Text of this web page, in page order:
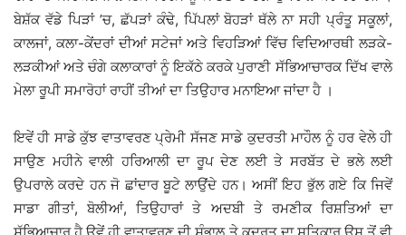
ਬੇਸ਼ੱਕ ਵੱਡੇ ਪਿੜਾਂ ’ਚ, ਛੱਪੜਾਂ ਕੰਢੇ, ਪਿੱਪਲਾਂ ਬੋਹੜਾਂ ਥੱਲੇ ਨਾ ਸਹੀ ਪ੍ਰੰਤੂ ਸਕੂਲਾਂ,
ਕਾਲਜਾਂ, ਕਲਾ-ਕੇਂਦਰਾਂ ਦੀਆਂ ਸਟੇਜਾਂ ਅਤੇ ਵਿਹੜਿਆਂ ਵਿੱਚ ਵਿਦਿਆਰਥੀ ਲੜਕੇ-
ਲੜਕੀਆਂ ਅਤੇ ਚੰਗੇ ਕਲਾਕਾਰਾਂ ਨੂੰ ਇਕੱਠੇ ਕਰਕੇ ਪੁਰਾਣੀ ਸੱਭਿਆਚਾਰਕ ਦਿੱਖ ਵਾਲੇ
ਮੇਲਾ ਰੂਪੀ ਸਮਾਰੋਹਾਂ ਰਾਹੀਂ ਤੀਆਂ ਦਾ ਤਿਉਹਾਰ ਮਨਾਇਆ ਜਾਂਦਾ ਹੈ ।
ਇਵੇਂ ਹੀ ਸਾਡੇ ਕੁੱਝ ਵਾਤਾਵਰਣ ਪ੍ਰੇਮੀ ਸੱਜਣ ਸਾਡੇ ਕੁਦਰਤੀ ਮਾਹੌਲ ਨੂੰ ਹਰ ਵੇਲੇ ਹੀ
ਸਾਉਣ ਮਹੀਨੇ ਵਾਲੀ ਹਰਿਆਲੀ ਦਾ ਰੂਪ ਦੇਣ ਲਈ ਤੇ ਸਰਬੱਤ ਦੇ ਭਲੇ ਲਈ
ਉਪਰਾਲੇ ਕਰਦੇ ਹਨ ਜੋ ਛਾਂਦਾਰ ਬੂਟੇ ਲਾਉਂਦੇ ਹਨ। ਅਸੀਂ ਇਹ ਭੁੱਲ ਗਏ ਕਿ ਜਿਵੇਂ
ਸਾਡਾ ਗੀਤਾਂ, ਬੋਲੀਆਂ, ਤਿਉਹਾਰਾਂ ਤੇ ਅਦਬੀ ਤੇ ਰਮਣੀਕ ਰਿਸ਼ਤਿਆਂ ਦਾ